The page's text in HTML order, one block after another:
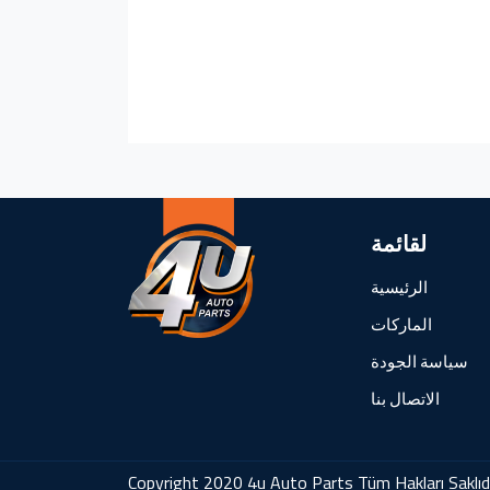
لقائمة
الرئيسية
الماركات
سياسة الجودة
الاتصال بنا
Copyright 2020 4u Auto Parts Tüm Hakları